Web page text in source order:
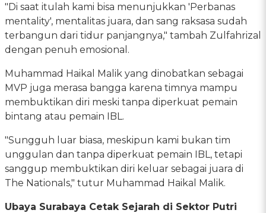
"Di saat itulah kami bisa menunjukkan 'Perbanas
mentality', mentalitas juara, dan sang raksasa sudah
terbangun dari tidur panjangnya," tambah Zulfahrizal
dengan penuh emosional.
Muhammad Haikal Malik yang dinobatkan sebagai
MVP juga merasa bangga karena timnya mampu
membuktikan diri meski tanpa diperkuat pemain
bintang atau pemain IBL.
"Sungguh luar biasa, meskipun kami bukan tim
unggulan dan tanpa diperkuat pemain IBL, tetapi
sanggup membuktikan diri keluar sebagai juara di
The Nationals," tutur Muhammad Haikal Malik.
Ubaya Surabaya Cetak Sejarah di Sektor Putri